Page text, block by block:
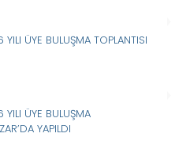
ÜYE BULUŞMA TOPLANTISI
ÜYE BULUŞMA
YAPILDI